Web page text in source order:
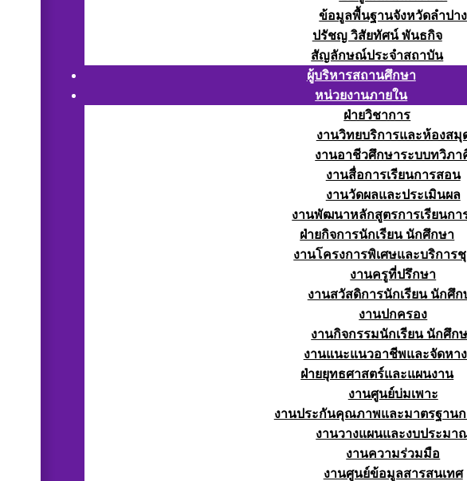
ข้อมูลพื้นฐานจังหวัดลำปาง
ปรัชญ วิสัยทัศน์ พันธกิจ
สัญลักษณ์ประจำสถาบัน
ผู้บริหารสถานศึกษา
หน่วยงานภายใน
ฝ่ายวิชาการ
งานวิทยบริการและห้องสมุ
งานอาชีวศึกษาระบบทวิภา
งานสื่อการเรียนการสอน
งานวัดผลและประเมินผล
งานพัฒนาหลักสูตรการเรียนกา
ฝ่ายกิจการนักเรียน นักศึกษา
งานโครงการพิเศษและบริการ
งานครูที่ปรึกษา
งานสวัสดิการนักเรียน นักศึก
งานปกครอง
งานกิจกรรมนักเรียน นักศึก
งานแนะแนวอาชีพและจัดหา
ฝ่ายยุทธศาสตร์และแผนงาน
งานศูนย์บ่มเพาะ
งานประกันคุณภาพและมาตรฐาน
งานวางแผนและงบประมา
งานความร่วมมือ
งานศูนย์ข้อมูลสารสนเทศ